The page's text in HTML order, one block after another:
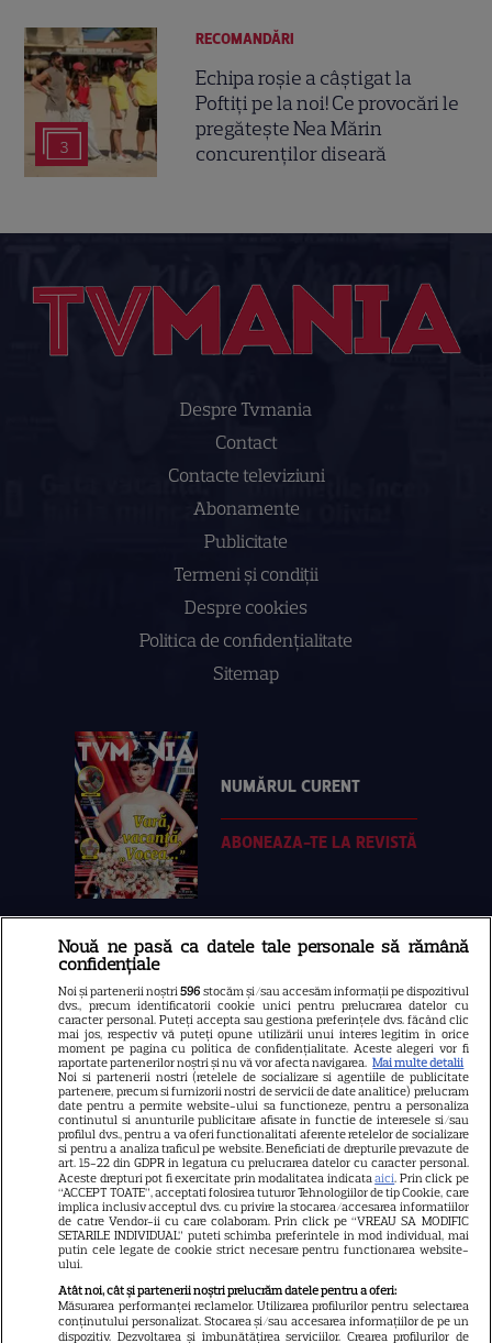
3
RECOMANDĂRI
Echipa roșie a câștigat la
Poftiți pe la noi! Ce provocări le
pregătește Nea Mărin
concurenților diseară
Despre Tvmania
Contact
Contacte televiziuni
Abonamente
Publicitate
Termeni și condiții
Despre cookies
Politica de confidenţialitate
Sitemap
NUMĂRUL CURENT
ABONEAZA-TE LA REVISTĂ
Libertatea
Libertatea pentru femei
GSP
Știri mondene
Avantaje
Elle
Unica
Retete practice
URMĂREȘTE-NE PE
Nouă ne pasă ca datele tale personale să rămână
confidențiale
Noi și partenerii noștri596 stocăm și/sau accesăm informații pe dispozitivul
dvs., precum identificatorii cookie unici pentru prelucrarea datelor cu
caracter personal. Puteți accepta sau gestiona preferințele dvs. făcând clic
mai jos, respectiv vă puteți opune utilizării unui interes legitim în orice
moment pe pagina cu politica de confidențialitate. Aceste alegeri vor fi
raportate partenerilor noștri și nu vă vor afecta navigarea. Mai multe detalii
Noi si partenerii nostri (retelele de socializare si agentiile de publicitate
partenere, precum si furnizorii nostri de servicii de date analitice) prelucram
date pentru a permite website-ului sa functioneze, pentru a personaliza
continutul si anunturile publicitare afisate in functie de interesele si/sau
profilul dvs., pentru a va oferi functionalitati aferente retelelor de socializare
si pentru a analiza traficul pe website. Beneficiati de drepturile prevazute de
art. 15-22 din GDPR in legatura cu prelucrarea datelor cu caracter personal.
Aceste drepturi pot fi exercitate prin modalitatea indicataaici. Prin click pe
“ACCEPT TOATE”, acceptati folosirea tuturor Tehnologiilor de tip Cookie, care
implica inclusiv acceptul dvs. cu privire la stocarea/accesarea informatiilor
de catre Vendor-ii cu care colaboram. Prin click pe “VREAU SA MODIFIC
SETARILE INDIVIDUAL” puteti schimba preferintele in mod individual, mai
putin cele legate de cookie strict necesare pentru functionarea website-
ului.
Atât noi, cât și partenerii noștri prelucrăm datele pentru a oferi:
Măsurarea performanței reclamelor. Utilizarea profilurilor pentru selectarea
conținutului personalizat. Stocarea și/sau accesarea informațiilor de pe un
dispozitiv. Dezvoltarea și îmbunătățirea serviciilor. Crearea profilurilor de